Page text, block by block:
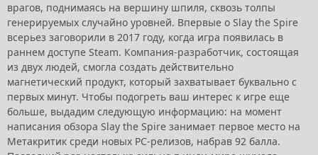
врагов, поднимаясь на вершину шпиля, сквозь толпы
генерируемых случайно уровней. Впервые о Slay the Spire
всерьез заговорили в 2017 году, когда игра появилась в
раннем доступе Steam. Компания-разработчик, состоящая
из двух людей, смогла создать действительно
магнетический продукт, который захватывает буквально с
первых минут. Чтобы подогреть ваш интерес к игре еще
больше, выдадим следующую информацию: на момент
написания обзора Slay the Spire занимает первое место на
Метакритик среди новых PC-релизов, набрав 92 балла.